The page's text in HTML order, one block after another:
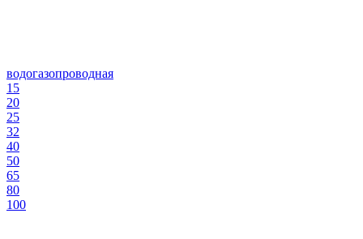
водогазопроводная
15
20
25
32
40
50
65
80
100